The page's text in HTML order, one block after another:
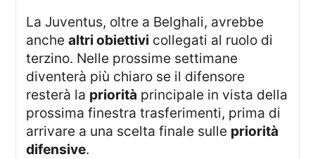
La Juventus, oltre a Belghali, avrebbe
anchealtri obiettivi collegati al ruolo di
terzino. Nelle prossime settimane
diventerà più chiaro se il difensore
resterà la priorità principale in vista della
prossima finestra trasferimenti, prima di
arrivare a una scelta finale sulle priorità
difensive.